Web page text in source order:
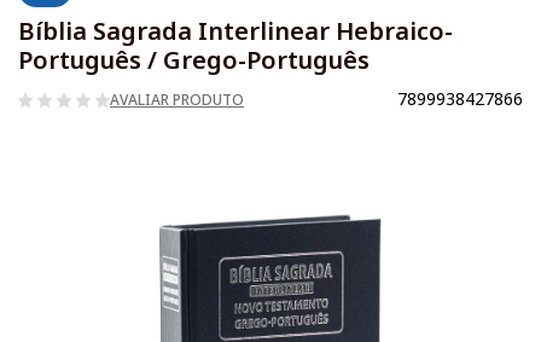
Bíblia Sagrada Interlinear Hebraico-
Português / Grego-Português
AVALIAR PRODUTO 7899938427866